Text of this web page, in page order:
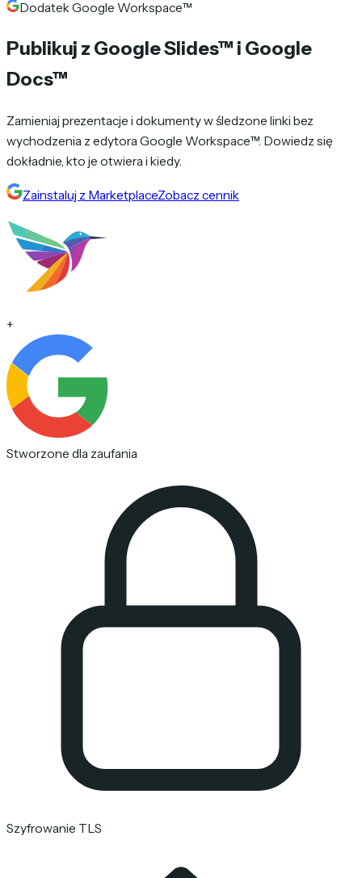
Dodatek Google Workspace™
Publikuj z Google Slides™ i Google
Docs™
Zamieniaj prezentacje i dokumenty w śledzone linki bez
wychodzenia z edytora Google Workspace™. Dowiedz się
dokładnie, kto je otwiera i kiedy.
Zainstaluj z MarketplaceZobacz cennik
+
Stworzone dla zaufania
Szyfrowanie TLS